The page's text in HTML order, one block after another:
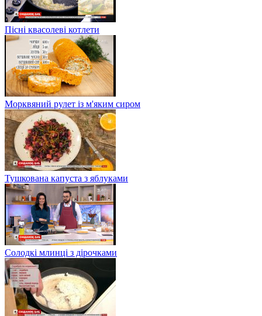
Пісні квасолеві котлети
Морквяний рулет із м'яким сиром
Тушкована капуста з яблуками
Солодкі млинці з дірочками